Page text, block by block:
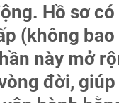
Hồ sơ
(không
này mở
đời,